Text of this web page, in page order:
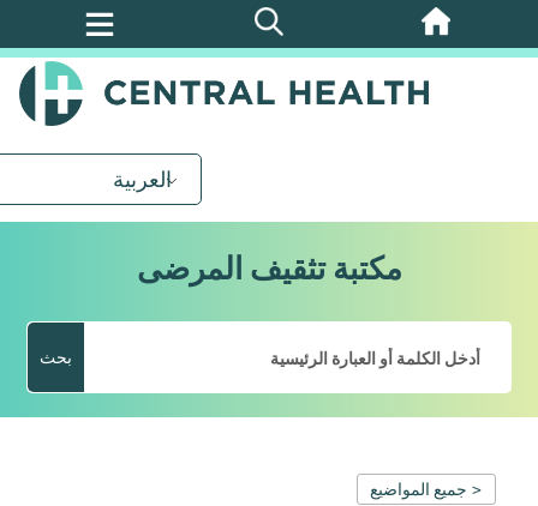
تخطي
العربية
مكتبة تثقيف المرضى
بحث
< جميع المواضيع